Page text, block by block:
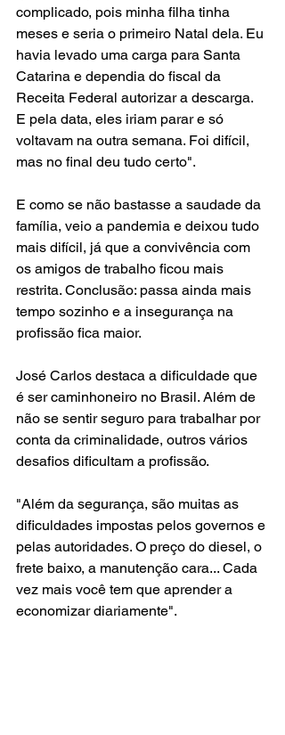
complicado, pois minha filha tinha
meses e seria o primeiro Natal dela. Eu
havia levado uma carga para Santa
Catarina e dependia do fiscal da
Receita Federal autorizar a descarga.
E pela data, eles iriam parar e só
voltavam na outra semana. Foi difícil,
mas no final deu tudo certo".
E como se não bastasse a saudade da
família, veio a pandemia e deixou tudo
mais difícil, já que a convivência com
os amigos de trabalho ficou mais
restrita. Conclusão: passa ainda mais
tempo sozinho e a insegurança na
profissão fica maior.
José Carlos destaca a dificuldade que
é ser caminhoneiro no Brasil. Além de
não se sentir seguro para trabalhar por
conta da criminalidade, outros vários
desafios dificultam a profissão.
"Além da segurança, são muitas as
dificuldades impostas pelos governos e
pelas autoridades. O preço do diesel, o
frete baixo, a manutenção cara... Cada
vez mais você tem que aprender a
economizar diariamente".